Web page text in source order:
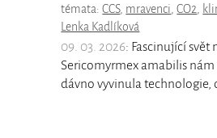
témata:CCS, mravenci,CO2,
Lenka Kadlíková
09. 03. 2026: Fascinující svět
Sericomyrmex amabilis
dávno vyvinula technologie,